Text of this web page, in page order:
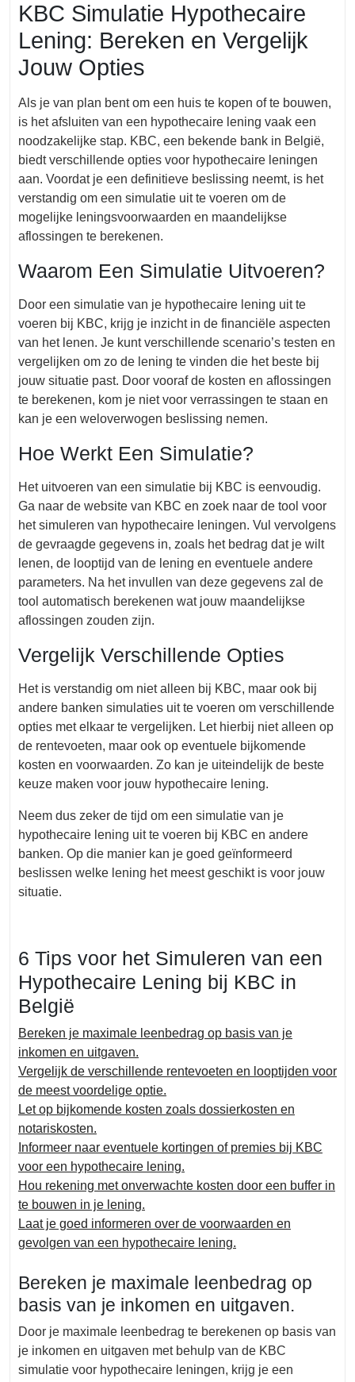
KBC Simulatie Hypothecaire
Lening: Bereken en Vergelijk
Jouw Opties
Als je van plan bent om een huis te kopen of te bouwen,
is het afsluiten van een hypothecaire lening vaak een
noodzakelijke stap. KBC, een bekende bank in België,
biedt verschillende opties voor hypothecaire leningen
aan. Voordat je een definitieve beslissing neemt, is het
verstandig om een simulatie uit te voeren om de
mogelijke leningsvoorwaarden en maandelijkse
aflossingen te berekenen.
Waarom Een Simulatie Uitvoeren?
Door een simulatie van je hypothecaire lening uit te
voeren bij KBC, krijg je inzicht in de financiële aspecten
van het lenen. Je kunt verschillende scenario’s testen en
vergelijken om zo de lening te vinden die het beste bij
jouw situatie past. Door vooraf de kosten en aflossingen
te berekenen, kom je niet voor verrassingen te staan en
kan je een weloverwogen beslissing nemen.
Hoe Werkt Een Simulatie?
Het uitvoeren van een simulatie bij KBC is eenvoudig.
Ga naar de website van KBC en zoek naar de tool voor
het simuleren van hypothecaire leningen. Vul vervolgens
de gevraagde gegevens in, zoals het bedrag dat je wilt
lenen, de looptijd van de lening en eventuele andere
parameters. Na het invullen van deze gegevens zal de
tool automatisch berekenen wat jouw maandelijkse
aflossingen zouden zijn.
Vergelijk Verschillende Opties
Het is verstandig om niet alleen bij KBC, maar ook bij
andere banken simulaties uit te voeren om verschillende
opties met elkaar te vergelijken. Let hierbij niet alleen op
de rentevoeten, maar ook op eventuele bijkomende
kosten en voorwaarden. Zo kan je uiteindelijk de beste
keuze maken voor jouw hypothecaire lening.
Neem dus zeker de tijd om een simulatie van je
hypothecaire lening uit te voeren bij KBC en andere
banken. Op die manier kan je goed geïnformeerd
beslissen welke lening het meest geschikt is voor jouw
situatie.
6 Tips voor het Simuleren van een
Hypothecaire Lening bij KBC in
België
Bereken je maximale leenbedrag op basis van je
inkomen en uitgaven.
Vergelijk de verschillende rentevoeten en looptijden voor
de meest voordelige optie.
Let op bijkomende kosten zoals dossierkosten en
notariskosten.
Informeer naar eventuele kortingen of premies bij KBC
voor een hypothecaire lening.
Hou rekening met onverwachte kosten door een buffer in
te bouwen in je lening.
Laat je goed informeren over de voorwaarden en
gevolgen van een hypothecaire lening.
Bereken je maximale leenbedrag op
basis van je inkomen en uitgaven.
Door je maximale leenbedrag te berekenen op basis van
je inkomen en uitgaven met behulp van de KBC
simulatie voor hypothecaire leningen, krijg je een